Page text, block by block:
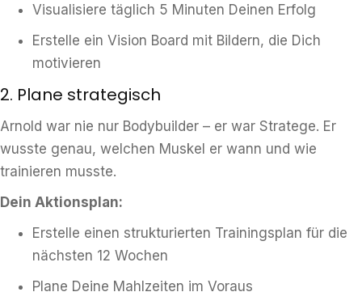
Visualisiere täglich 5 Minuten Deinen Erfolg
Erstelle ein Vision Board mit Bildern, die Dich
motivieren
2. Plane strategisch
Arnold war nie nur Bodybuilder – er war Stratege. Er
wusste genau, welchen Muskel er wann und wie
trainieren musste.
Dein Aktionsplan:
Erstelle einen strukturierten Trainingsplan für die
nächsten 12 Wochen
Plane Deine Mahlzeiten im Voraus